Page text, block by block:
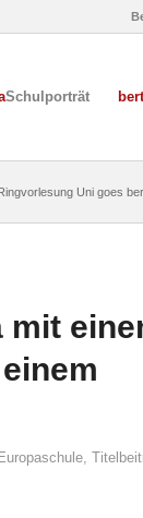
Schulporträt
Uni goes
mit
Europaschule,